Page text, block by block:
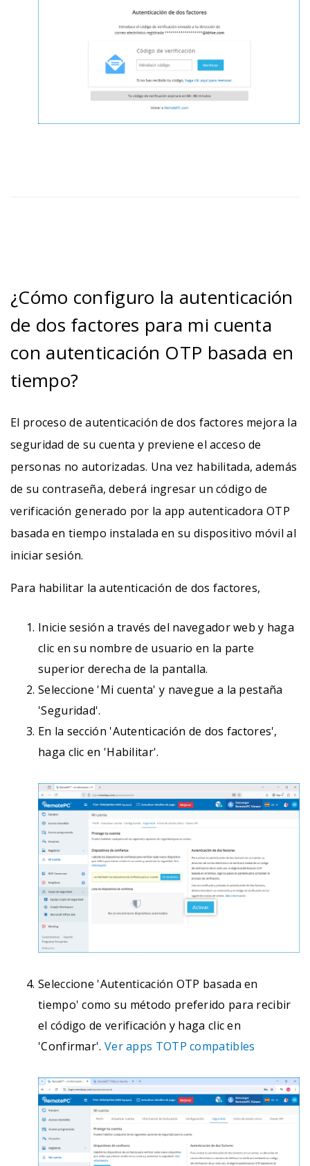
¿Cómo configuro la autenticación
de dos factores para mi cuenta
con autenticación OTP basada en
tiempo?
El proceso de autenticación de dos factores mejora la
seguridad de su cuenta y previene el acceso de
personas no autorizadas. Una vez habilitada, además
de su contraseña, deberá ingresar un código de
verificación generado por la app autenticadora OTP
basada en tiempo instalada en su dispositivo móvil al
iniciar sesión.
Para habilitar la autenticación de dos factores,
Inicie sesión a través del navegador web y haga
clic en su nombre de usuario en la parte
superior derecha de la pantalla.
Seleccione 'Mi cuenta' y navegue a la pestaña
'Seguridad'.
En la sección 'Autenticación de dos factores',
haga clic en 'Habilitar'.
Seleccione 'Autenticación OTP basada en
tiempo' como su método preferido para recibir
el código de verificación y haga clic en
'Confirmar'. Ver apps TOTP compatibles